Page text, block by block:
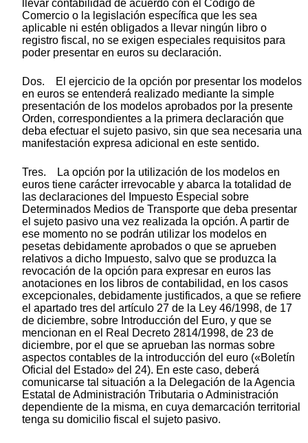
llevar contabilidad de acuerdo con el Código de
Comercio o la legislación específica que les sea
aplicable ni estén obligados a llevar ningún libro o
registro fiscal, no se exigen especiales requisitos para
poder presentar en euros su declaración.
Dos. El ejercicio de la opción por presentar los modelos
en euros se entenderá realizado mediante la simple
presentación de los modelos aprobados por la presente
Orden, correspondientes a la primera declaración que
deba efectuar el sujeto pasivo, sin que sea necesaria una
manifestación expresa adicional en este sentido.
Tres. La opción por la utilización de los modelos en
euros tiene carácter irrevocable y abarca la totalidad de
las declaraciones del Impuesto Especial sobre
Determinados Medios de Transporte que deba presentar
el sujeto pasivo una vez realizada la opción. A partir de
ese momento no se podrán utilizar los modelos en
pesetas debidamente aprobados o que se aprueben
relativos a dicho Impuesto, salvo que se produzca la
revocación de la opción para expresar en euros las
anotaciones en los libros de contabilidad, en los casos
excepcionales, debidamente justificados, a que se refiere
el apartado tres del artículo 27 de la Ley 46/1998, de 17
de diciembre, sobre Introducción del Euro, y que se
mencionan en el Real Decreto 2814/1998, de 23 de
diciembre, por el que se aprueban las normas sobre
aspectos contables de la introducción del euro («Boletín
Oficial del Estado» del 24). En este caso, deberá
comunicarse tal situación a la Delegación de la Agencia
Estatal de Administración Tributaria o Administración
dependiente de la misma, en cuya demarcación territorial
tenga su domicilio fiscal el sujeto pasivo.